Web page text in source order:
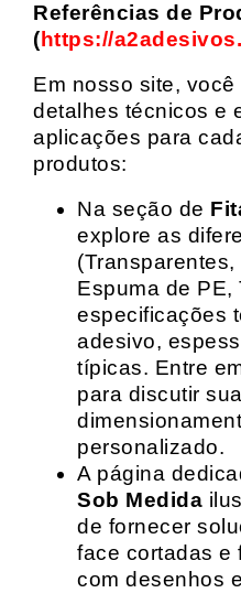
Referências de
(https://
Em nosso site,
detalhes técnicos e
aplicações para
produtos:
Na seção de
explore as
Espuma de PE,
especificações
adesivo,
típicas. Entre
para discutir
personalizado.
A página
Sob Medida
de fornecer
face cortadas e
com desenhos